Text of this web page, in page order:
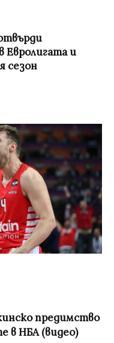
Евролигата и
сезон
предимство
в НБА (видео)